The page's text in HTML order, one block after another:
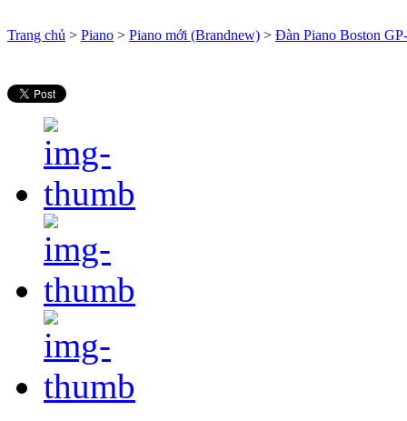
Trang chủ > Piano > Piano mới (Brandnew) > Đàn Piano Boston